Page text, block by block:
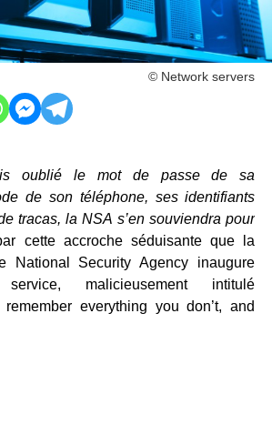
© Network servers
oublié le mot de passe de sa
de son téléphone, ses identifiants
tracas, la NSA s’en souviendra pour
cette accroche séduisante que la
National Security Agency inaugure
malicieusement intitulé
everything you don’t, and